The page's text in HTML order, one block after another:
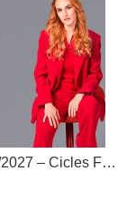
Dates inici de curso 2026/2027 – Cicles Formatius